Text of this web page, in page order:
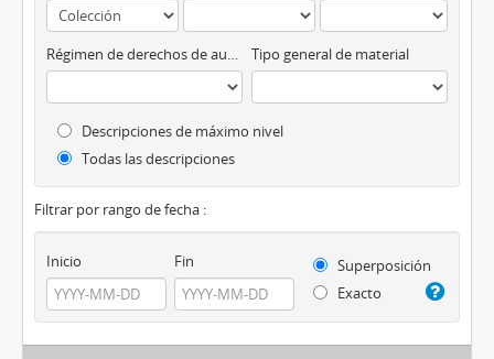
Régimen de derechos de autor Tipo general de material
Descripciones de máximo nivel
Todas las descripciones
Filtrar por rango de fecha :
Inicio Fin
Superposición
Exacto